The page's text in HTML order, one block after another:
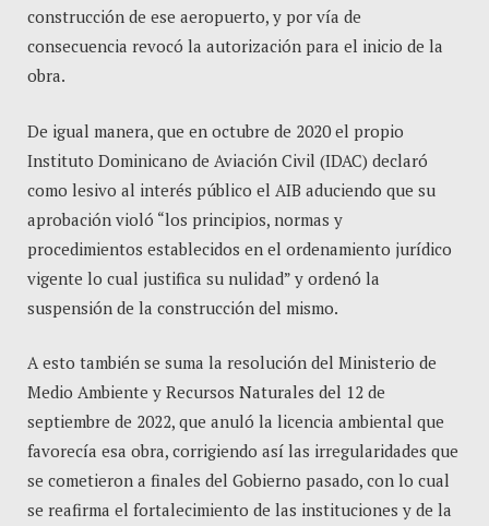
construcción de ese aeropuerto, y por vía de
consecuencia revocó la autorización para el inicio de la
obra.
De igual manera, que en octubre de 2020 el propio
Instituto Dominicano de Aviación Civil (IDAC) declaró
como lesivo al interés público el AIB aduciendo que su
aprobación violó “los principios, normas y
procedimientos establecidos en el ordenamiento jurídico
vigente lo cual justifica su nulidad” y ordenó la
suspensión de la construcción del mismo.
A esto también se suma la resolución del Ministerio de
Medio Ambiente y Recursos Naturales del 12 de
septiembre de 2022, que anuló la licencia ambiental que
favorecía esa obra, corrigiendo así las irregularidades que
se cometieron a finales del Gobierno pasado, con lo cual
se reafirma el fortalecimiento de las instituciones y de la